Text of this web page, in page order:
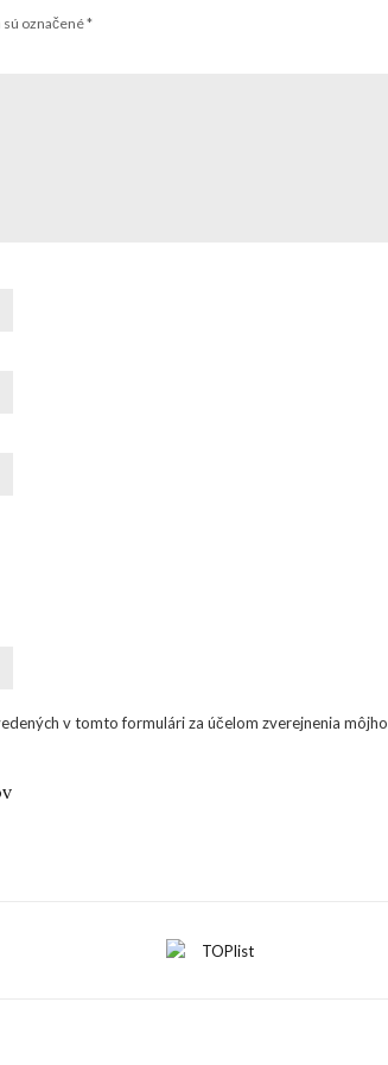
sú označené*
v tomto formulári za účelom zverejnenia môjho